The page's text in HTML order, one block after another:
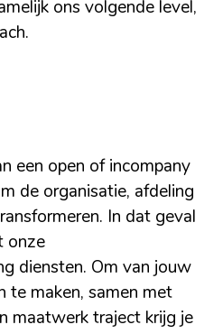
ons volgende level,
een open of incompany
de organisatie, afdeling
In dat geval
onze
diensten. Om van jouw
te maken, samen met
maatwerk traject krijg je